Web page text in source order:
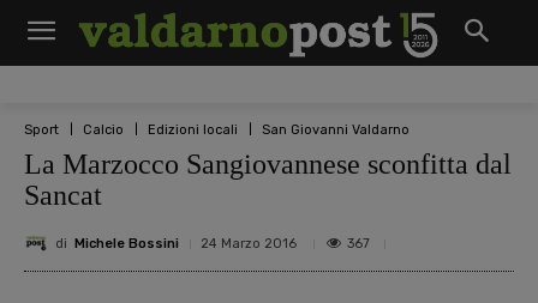
Sport Calcio Edizioni locali San Giovanni Valdarno
La Marzocco Sangiovannese sconfitta dal
Sancat
di Michele Bossini 24 Marzo 2016 367